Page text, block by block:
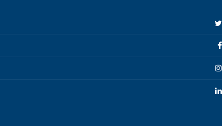
Twitter
Facebook
Instagram
Linkedin